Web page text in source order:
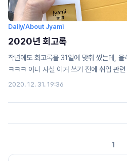
Daily/About Jyami
2020년 회고록
작년에도 회고록을 31일에 맞춰 썼는데,
ㅋㅋㅋ 아니 사실 이거 쓰기 전에 취업 관
그건 신년에 쓰는 걸로 하자 크크... 와 그나
에 나도 올해에 취업으로 희로애락을 다
2020. 12. 31. 19:36
1